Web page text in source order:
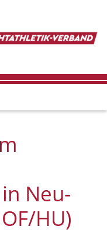
Neu-
HU)